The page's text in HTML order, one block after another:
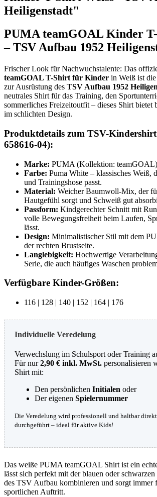
Heiligenstadt"
PUMA teamGOAL Kinder
– TSV Aufbau 1952
Frischer Look für Nachwuchstalente: Das
teamGOAL T-Shirt für Kinder in Weiß ist
zur Ausrüstung des TSV Aufbau 1952
neutrales Shirt für das Training, den
sommerliches Freizeitoutfit – dieses Shirt bietet
im schlichten Design.
Produktdetails zum TSV-
658616-04):
Marke: PUMA (Kollektion: teamGOAL)
Farbe: Puma White – klassisches Weiß,
und Trainingshose passt.
Material: Weicher Baumwoll-Mix, der
Hautgefühl sorgt und Schweiß gut
Passform: Kindgerechter Schnitt mit
volle Bewegungsfreiheit beim Laufen,
lässt.
Design: Minimalistischer Stil mit dem
der rechten Brustseite.
Langlebigkeit: Hochwertige
Serie, die auch häufiges Waschen
Verfügbare Kinder-Größen:
116 | 128 | 140 | 152 | 164 | 176
Individuelle Veredelung
Verwechslung im Schulsport oder Training
Für nur2,90 € inkl. MwSt. personalisieren
Shirt mit:
Den persönlichen Initialen oder
Der eigenen Spielernummer
Die Veredelung wird professionell und haltbar
durchgeführt – ideal für aktive Kids!
Das weiße PUMA teamGOAL Shirt ist ein
lässt sich perfekt mit der blauen oder
des TSV Aufbau kombinieren und sorgt immer
sportlichen Auftritt.